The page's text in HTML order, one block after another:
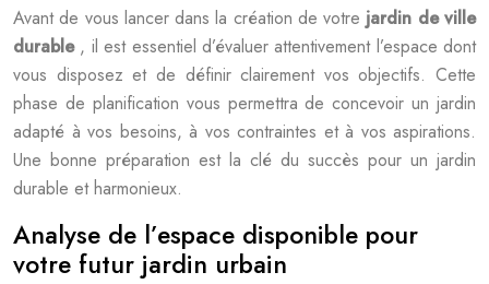
Avant de vous lancer dans la création de votre jardin de ville
durable , il est essentiel d’évaluer attentivement l’espace dont
vous disposez et de définir clairement vos objectifs. Cette
phase de planification vous permettra de concevoir un jardin
adapté à vos besoins, à vos contraintes et à vos aspirations.
Une bonne préparation est la clé du succès pour un jardin
durable et harmonieux.
Analyse de l’espace disponible pour
votre futur jardin urbain